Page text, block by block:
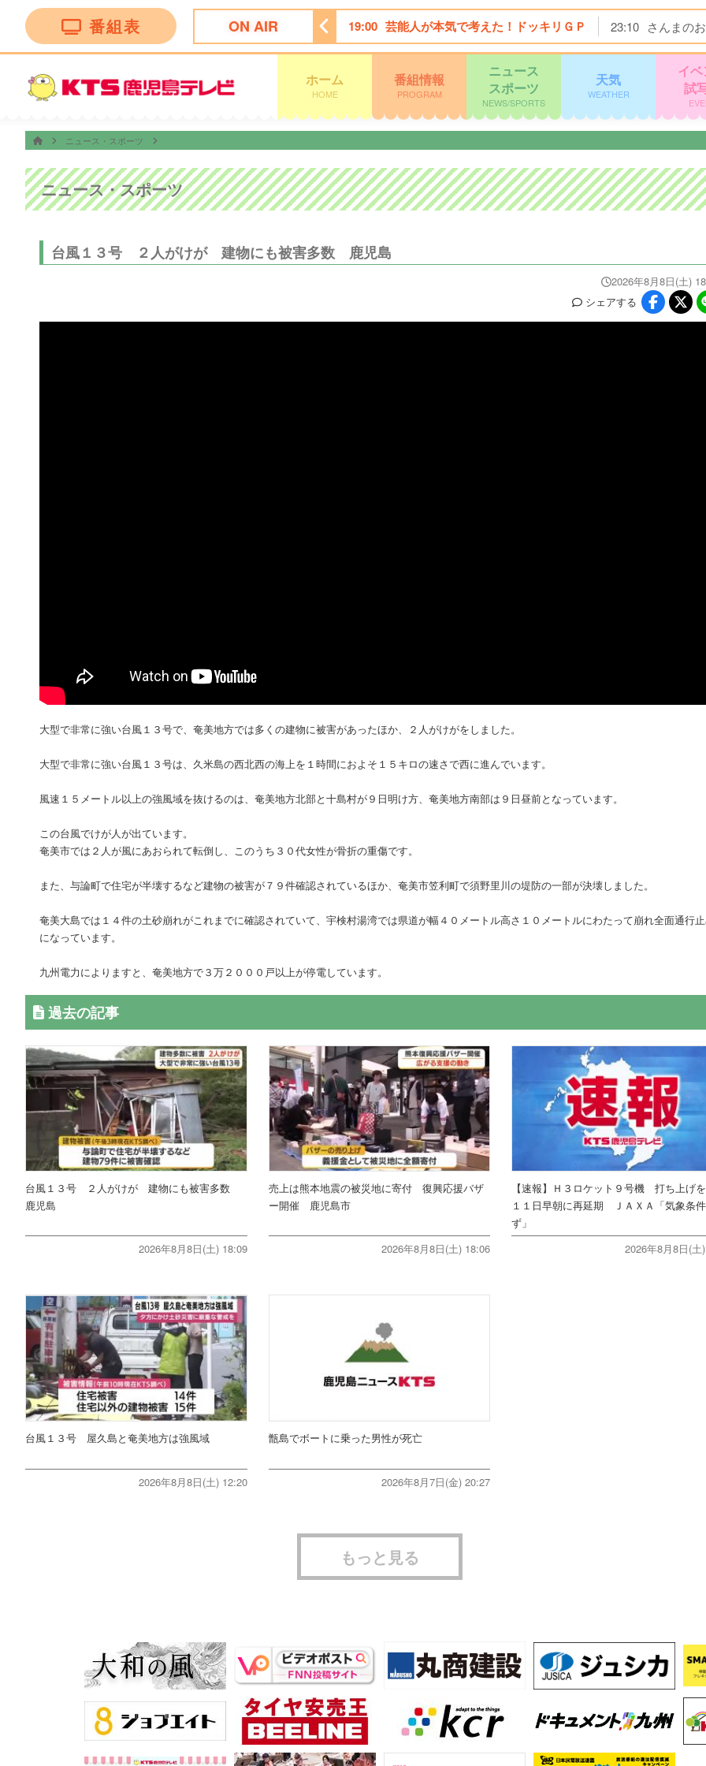
番組表 ON AIR
トークバラエティー”！ 18:30 ナマ・イキＶＯＩＣＥ 19:00 芸能人が本気で考えた！ドッキリＧＰ 23:10 さんまの
ホーム
HOME
番組情報
PROGRAM
ニュース
スポーツ
NEWS/SPORTS
天気
WEATHER
イ
試
ニュース・スポーツ
ニュース・スポーツ
台風１３号 ２人がけが 建物にも被害多数 鹿児島
2026年8月8日(土)
シェアする
大型で非常に強い台風１３号で、奄美地方では多くの建物に被害があったほか、２人がけがをしました。
大型で非常に強い台風１３号は、久米島の西北西の海上を１時間におよそ１５キロの速さで西に進んでいます。
風速１５メートル以上の強風域を抜けるのは、奄美地方北部と十島村が９日明け方、奄美地方南部は９日昼前となっています。
この台風でけが人が出ています。
奄美市では２人が風にあおられて転倒し、このうち３０代女性が骨折の重傷です。
また、与論町で住宅が半壊するなど建物の被害が７９件確認されているほか、奄美市笠利町で須野里川の堤防の一部が決壊しました。
奄美大島では１４件の土砂崩れがこれまでに確認されていて、宇検村湯湾では県道が幅４０メートル高さ１０メートルにわたって崩れ全面通行
になっています。
九州電力によりますと、奄美地方で３万２０００戸以上が停電しています。
過去の記事
台風１３号 ２人がけが 建物にも被害多数
鹿児島
2026年8月8日(土) 18:09
売上は熊本地震の被災地に寄付 復興応援バザ
ー開催 鹿児島市
2026年8月8日(土) 18:06
【速報】Ｈ３ロケット９号機 打ち上げ
１１日早朝に再延期 ＪＡＸＡ「気象条
ず」
2026年8月8日(土
台風１３号 屋久島と奄美地方は強風域
2026年8月8日(土) 12:20
甑島でボートに乗った男性が死亡
2026年8月7日(金) 20:27
もっと見る